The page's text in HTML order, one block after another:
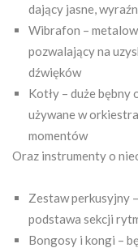
dający jasne,
Wibrafon –
pozwalający na
dźwięków
Kotły – duże bębny
używane w
momentów
Oraz instrumenty o
Zestaw perkusyjny
podstawa sekcji
Bongosy i kongi –